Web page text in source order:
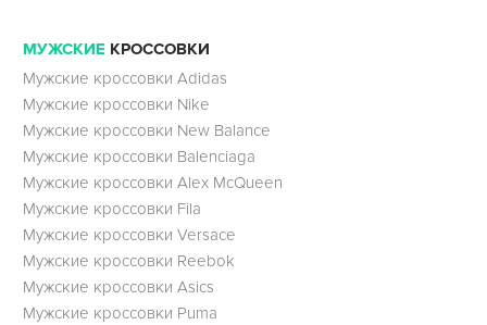
МУЖСКИЕ КРОССОВКИ
Мужские кроссовки Adidas
Мужские кроссовки Nike
Мужские кроссовки New Balance
Мужские кроссовки Balenciaga
Мужские кроссовки Alex McQueen
Мужские кроссовки Fila
Мужские кроссовки Versace
Мужские кроссовки Reebok
Мужские кроссовки Asics
Мужские кроссовки Puma